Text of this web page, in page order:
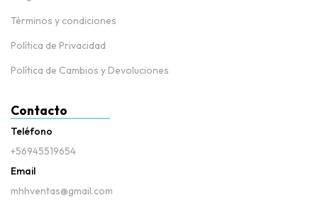
Términos y condiciones
Política de Privacidad
Política de Cambios y Devoluciones
Contacto
Teléfono
+56945519654
Email
mhhventas@gmail.com